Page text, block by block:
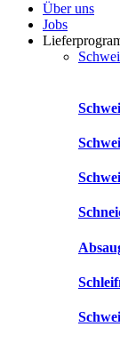
Über uns
Jobs